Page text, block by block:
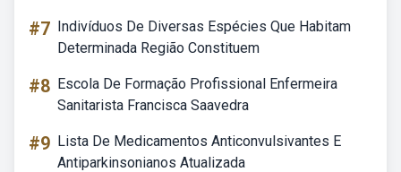
#7 Indivíduos De Diversas Espécies Que Habitam
Determinada Região Constituem
#8 Escola De Formação Profissional Enfermeira
Sanitarista Francisca Saavedra
#9 Lista De Medicamentos Anticonvulsivantes E
Antiparkinsonianos Atualizada